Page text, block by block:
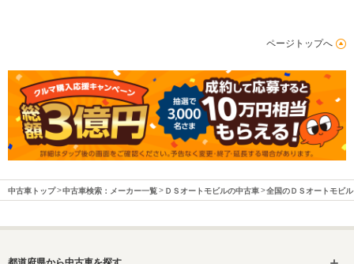
ページトップへ
中古車トップ 中古車検索：メーカー一覧 ＤＳオートモビルの中古車 全国のＤＳオートモビル